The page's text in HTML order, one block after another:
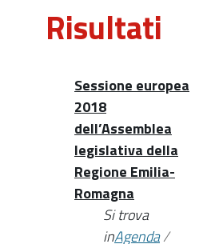
Risultati
Sessione europea
2018
dell’Assemblea
legislativa della
Regione Emilia-
Romagna
Si trova
inAgenda/